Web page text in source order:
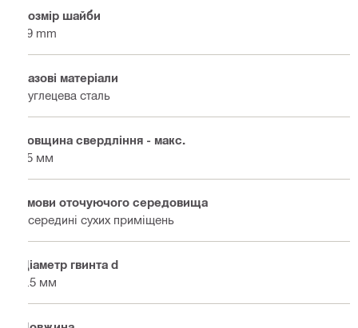
Розмір шайби
19 mm
Базові матеріали
Вуглецева сталь
Товщина свердління - макс.
15 мм
Умови оточуючого середовища
Всередині сухих приміщень
Діаметр гвинта d
5.5 мм